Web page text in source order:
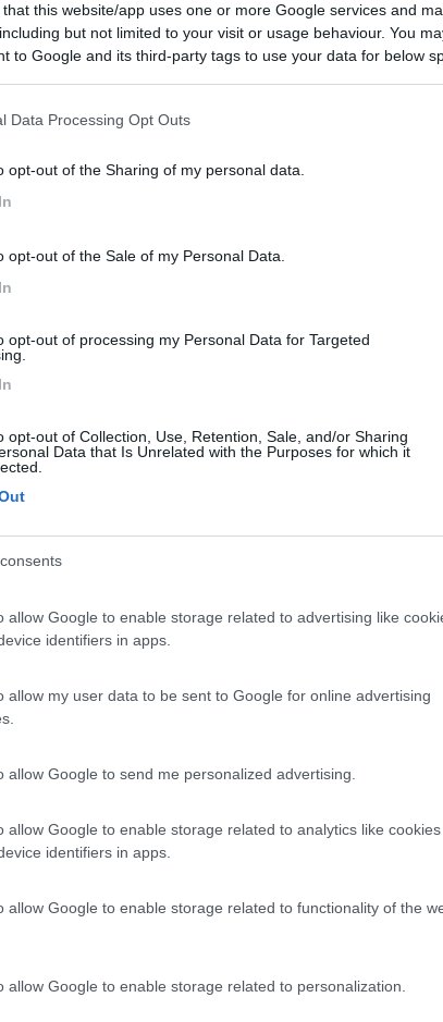
that this website/app uses one or more Google services and
but not limited to your visit or usage behaviour. You
to Google and its third-party tags to use your data for below
Data Processing Opt Outs
opt-out of the Sharing of my personal data.
opt-out of the Sale of my Personal Data.
opt-out of processing my Personal Data for Targeted
opt-out of Collection, Use, Retention, Sale, and/or Sharing
Data that Is Unrelated with the Purposes for which it
allow Google to enable storage related to advertising like
identifiers in apps.
allow my user data to be sent to Google for online advertising
allow Google to send me personalized advertising.
allow Google to enable storage related to analytics like cookies
identifiers in apps.
allow Google to enable storage related to functionality of the
allow Google to enable storage related to personalization.
/ Posizione
nel verde dei colli di Parma, l'azienda agricola ...
Posizione
dal centro storico, area sosta con 26 posti camp...
- 8.3km
7
Posizione
- 8.3km
14A
3,3
Posizione
ampio, gratuito, isolato. Frequenti autobus p...
- 8.8km